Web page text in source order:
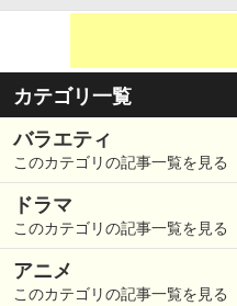
カテゴリ一覧
バラエティ
このカテゴリの記事一覧を見る
ドラマ
このカテゴリの記事一覧を見る
アニメ
このカテゴリの記事一覧を見る